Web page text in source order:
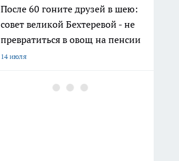
После 60 гоните друзей в шею:
совет великой Бехтеревой - не
превратиться в овощ на пенсии
14 июля
Гигант с нежной душой: как